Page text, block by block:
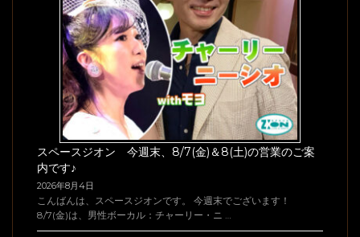
スペースジオン 今週末、8/7(金)＆8(土)の営業のご案
内です♪
2026年8月4日
こんばんは、スペースジオンです。 今週末でございます！
8/7(金)は、男性ボーカル：チャーリー・ニ …